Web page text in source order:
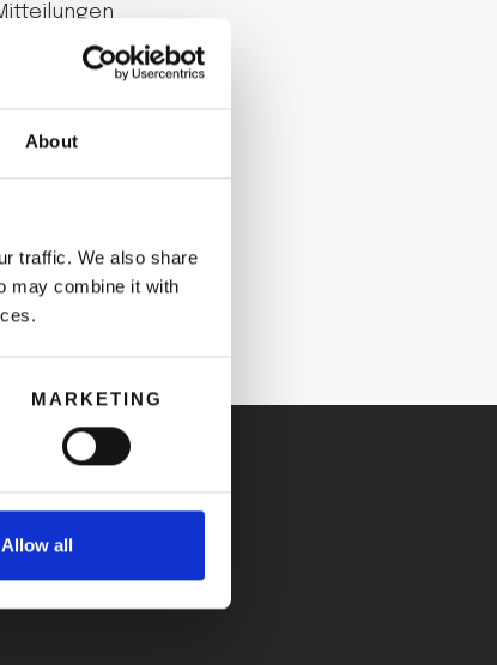
About
traffic. We also share
may combine it with
MARKETING
Allow all
Daten